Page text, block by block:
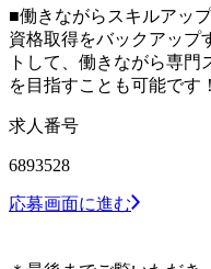
■働きながらスキルアッ
資格取得をバックアップ
トして、働きながら専
を目指すことも可能です！
求人番号
6893528
応募画面に進む